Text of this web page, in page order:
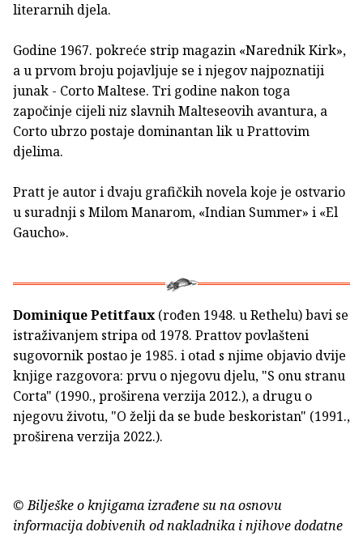
literarnih djela.
Godine 1967. pokreće strip magazin «Narednik Kirk»,
a u prvom broju pojavljuje se i njegov najpoznatiji
junak - Corto Maltese. Tri godine nakon toga
započinje cijeli niz slavnih Malteseovih avantura, a
Corto ubrzo postaje dominantan lik u Prattovim
djelima.
Pratt je autor i dvaju grafičkih novela koje je ostvario
u suradnji s Milom Manarom, «Indian Summer» i «El
Gaucho».
Dominique Petitfaux(rođen 1948. u Rethelu) bavi se
istraživanjem stripa od 1978. Prattov povlašteni
sugovornik postao je 1985. i otad s njime objavio dvije
knjige razgovora: prvu o njegovu djelu, "S onu stranu
Corta" (1990., proširena verzija 2012.), a drugu o
njegovu životu, "O želji da se bude beskoristan" (1991.,
proširena verzija 2022.).
© Bilješke o knjigama izrađene su na osnovu
informacija dobivenih od nakladnika i njihove dodatne